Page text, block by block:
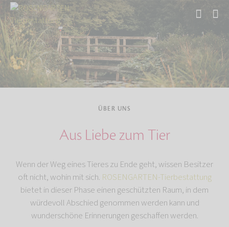
Start
ÜBER UNS
Aus Liebe zum Tier
Wenn der Weg eines Tieres zu Ende geht, wissen Besitzer
oft nicht, wohin mit sich. ROSENGARTEN-Tierbestattung
bietet in dieser Phase einen geschützten Raum, in dem
würdevoll Abschied genommen werden kann und
wunderschöne Erinnerungen geschaffen werden.